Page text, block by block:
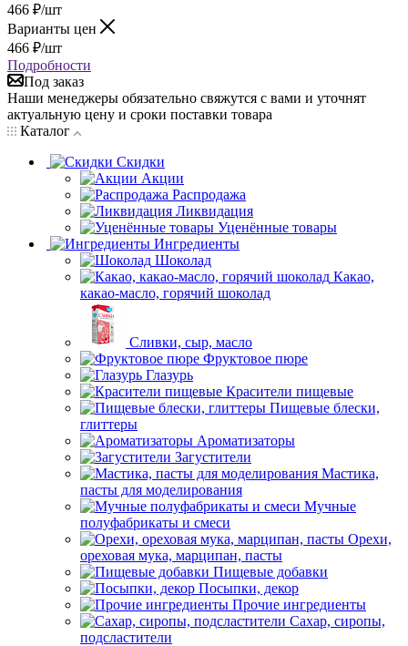
466 ₽/шт
Варианты цен
466 ₽/шт
Подробности
Под заказ
Наши менеджеры обязательно свяжутся с вами и уточнят
актуальную цену и сроки поставки товара
Каталог
Скидки
Акции
Распродажа
Ликвидация
Уценённые товары
Ингредиенты
Шоколад
Какао,
какао-масло, горячий шоколад
Сливки, сыр, масло
Фруктовое пюре
Глазурь
Красители пищевые
Пищевые блески,
глиттеры
Ароматизаторы
Загустители
Мастика,
пасты для моделирования
Мучные
полуфабрикаты и смеси
Орехи,
ореховая мука, марципан, пасты
Пищевые добавки
Посыпки, декор
Прочие ингредиенты
Сахар, сиропы,
подсластители